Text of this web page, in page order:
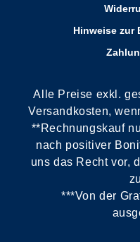
Hinweise zur
Alle Preise exkl.
Versandkosten,
**Rechnungskauf
nach positiver
uns das Recht vor,
***Von der